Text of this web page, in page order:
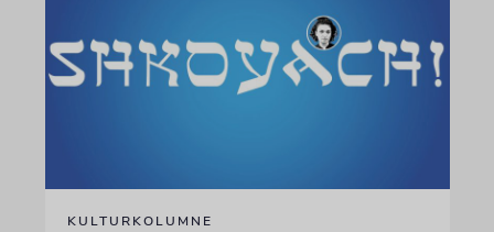
KULTURKOLUMNE